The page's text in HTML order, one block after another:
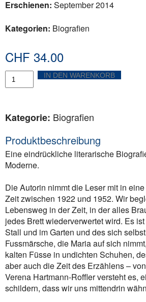
Erschienen: September 2014
Kategorien: Biografien
CHF 34.00
Am
Carrerabach
Menge
IN DEN WARENKORB
Kategorie: Biografien
Produktbeschreibung
Eine eindrückliche literarische
Moderne.
Die Autorin nimmt die Leser mit in
Zeit zwischen 1922 und 1952. Wir
Lebensweg in der Zeit, in der alles
jedes Brett wiederverwertet wird. Es
Stall und im Garten und des sich
Fussmärsche, die Maria auf sich
kalten Füsse in undichten Schuhen,
aber auch die Zeit des Erzählens –
Verena Hartmann-Roffler versteht es,
schildern, dass wir uns mittendrin